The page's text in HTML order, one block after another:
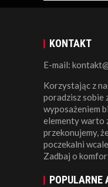
KONTAKT
E-mail:
Korzystając z
poradzisz sobie
wyposażeniem
elementy warto
przekonujemy,
poczekalni
Zadbaj o
POPULARNE